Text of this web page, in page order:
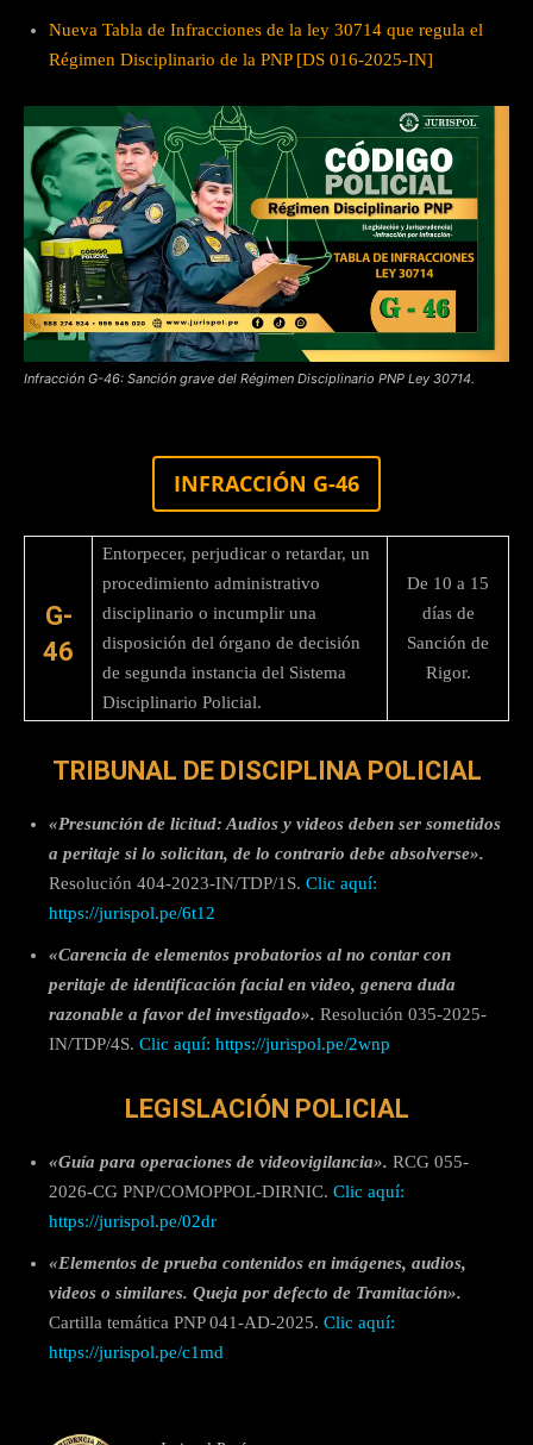
Nueva Tabla de Infracciones de la ley 30714 que regula el
Régimen Disciplinario de la PNP [DS 016-2025-IN]
Infracción G-46: Sanción grave del Régimen Disciplinario PNP Ley 30714.
INFRACCIÓN G-46
G-
46
Entorpecer, perjudicar o retardar, un
procedimiento administrativo
disciplinario o incumplir una
disposición del órgano de decisión
de segunda instancia del Sistema
Disciplinario Policial.
De 10 a 15
días de
Sanción de
Rigor.
TRIBUNAL DE DISCIPLINA POLICIAL
«Presunción de licitud: Audios y videos deben ser sometidos
a peritaje si lo solicitan, de lo contrario debe absolverse».
Resolución 404-2023-IN/TDP/1S. Clic aquí:
https://jurispol.pe/6t12
«Carencia de elementos probatorios al no contar con
peritaje de identificación facial en video, genera duda
razonable a favor del investigado». Resolución 035-2025-
IN/TDP/4S. Clic aquí: https://jurispol.pe/2wnp
LEGISLACIÓN POLICIAL
«Guía para operaciones de videovigilancia». RCG 055-
2026-CG PNP/COMOPPOL-DIRNIC. Clic aquí:
https://jurispol.pe/02dr
«Elementos de prueba contenidos en imágenes, audios,
videos o similares. Queja por defecto de Tramitación».
Cartilla temática PNP 041-AD-2025. Clic aquí:
https://jurispol.pe/c1md